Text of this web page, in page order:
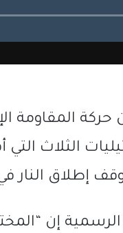
بأن حركة
الثلاث
وقف إطلاق النار
الرسمية إن